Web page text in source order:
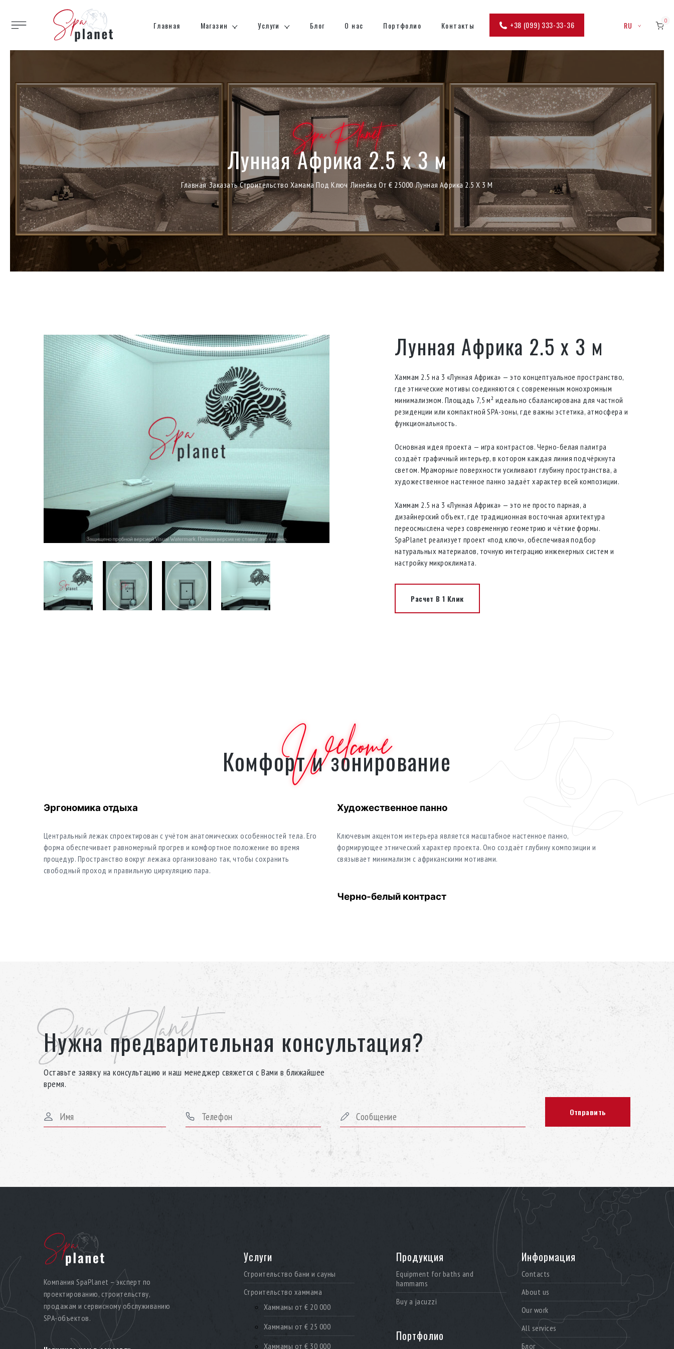
Главная Магазин Услуги Блог О нас Портфолио Контакты +38 (099) 333-33-36 RU 0
Spa Planet
Лунная Африка 2.5 х 3 м
Главная Заказать Строительство Хамама Под Ключ Линейка От € 25000 Лунная Африка 2.5 Х 3 М
Лунная Африка 2.5 х 3 м
Хаммам 2.5 на 3 «Лунная Африка» — это концептуальное пространство,
где этнические мотивы соединяются с современным монохромным
минимализмом. Площадь 7,5 м² идеально сбалансирована для частной
резиденции или компактной SPA-зоны, где важны эстетика, атмосфера и
функциональность.
Основная идея проекта — игра контрастов. Черно-белая палитра
создаёт графичный интерьер, в котором каждая линия подчёркнута
светом. Мраморные поверхности усиливают глубину пространства, а
художественное настенное панно задаёт характер всей композиции.
Хаммам 2.5 на 3 «Лунная Африка» — это не просто парная, а
дизайнерский объект, где традиционная восточная архитектура
переосмыслена через современную геометрию и чёткие формы.
SpaPlanet реализует проект «под ключ», обеспечивая подбор
натуральных материалов, точную интеграцию инженерных систем и
настройку микроклимата.
Расчет В 1 Клик
Welcome
Комфорт и зонирование
Эргономика отдыха
Центральный лежак спроектирован с учётом анатомических особенностей тела. Его
форма обеспечивает равномерный прогрев и комфортное положение во время
процедур. Пространство вокруг лежака организовано так, чтобы сохранить
свободный проход и правильную циркуляцию пара.
Художественное панно
Ключевым акцентом интерьера является масштабное настенное панно,
формирующее этнический характер проекта. Оно создаёт глубину композиции и
связывает минимализм с африканскими мотивами.
Черно-белый контраст
Spa Planet
Нужна предварительная консультация?
Оставьте заявку на консультацию и наш менеджер свяжется с Вами в ближайшее
время.
Компания SpaPlanet – эксперт по
проектированию, строительству,
продажам и сервисному обслуживанию
SPA-объектов.
Услуги
Строительство бани и сауны
Строительство хаммама
Хаммамы от € 20 000
Хаммамы от € 25 000
Хаммамы от € 30 000
Продукция
Equipment for baths and
hammams
Buy a jacuzzi
Портфолио
Информация
Contacts
About us
Our work
All services
Блог